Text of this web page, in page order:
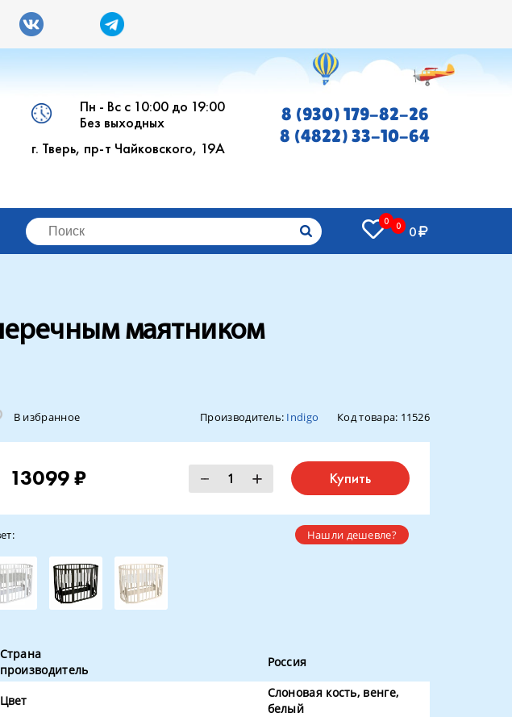
Пн - Вс с 10:00 до 19:00
Без выходных
г. Тверь, пр-т Чайковского, 19А
8 (930) 179-82-26
8 (4822) 33-10-64
0 0 0
маятником
В избранное Производитель: Indigo Код товара: 11526
13099 ₽ Купить
Нашли дешевле?
Страна
производитель
Россия
Цвет
Слоновая кость, венге,
белый